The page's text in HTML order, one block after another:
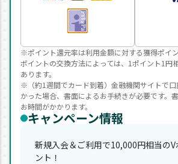
※ポイント還元率は利用金額に対する獲得ポイン
ポイントの交換方法によっては、1ポイント1円
あります。
※（約1週間でカード到着）金融機関サイトで
かった場合、書面によるお手続きが必要です。
お時間がかかります。
キャンペーン情報
新規入会＆ご利用で10,000円相当の
ント！